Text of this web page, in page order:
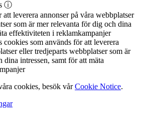
ⓘ
leverera annonser på våra webbplatser
som är mer relevanta för dig och dina
effektiviteten i reklamkampanjer
cookies som används för att leverera
eller tredjeparts webbplatser som är
intressen, samt för att mäta
cookies, besök vårCookie Notice.